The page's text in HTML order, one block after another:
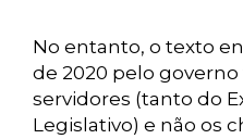
No entanto, o texto
de 2020 pelo
servidores (tanto do
Legislativo) e não os